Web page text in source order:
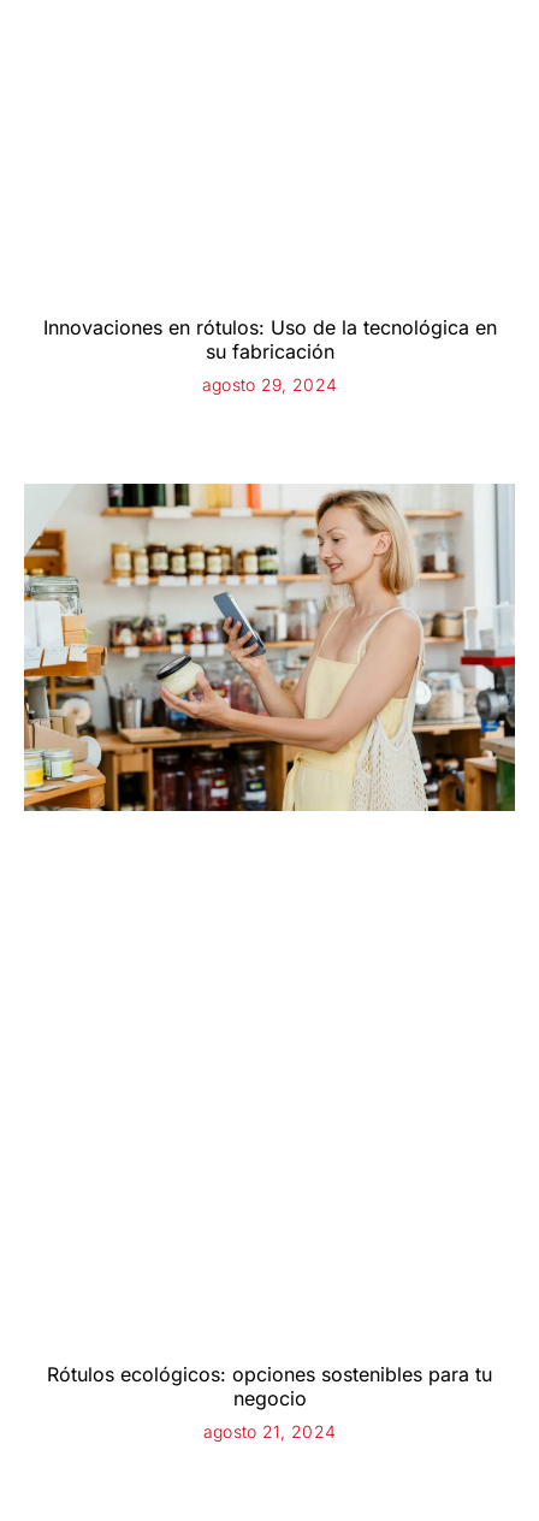
Innovaciones en rótulos: Uso de la tecnológica en
su fabricación
agosto 29, 2024
Rótulos ecológicos: opciones sostenibles para tu
negocio
agosto 21, 2024